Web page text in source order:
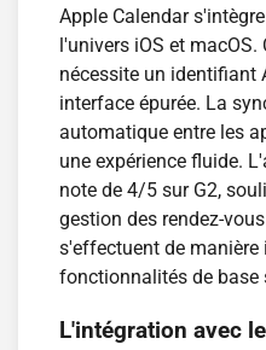
Apple Calendar
l'univers iOS et
nécessite un identifiant
interface épurée. La
automatique entre les
une expérience fluide.
note de 4/5 sur G2,
gestion des rendez-
s'effectuent de manière
fonctionnalités de base
L'intégration avec